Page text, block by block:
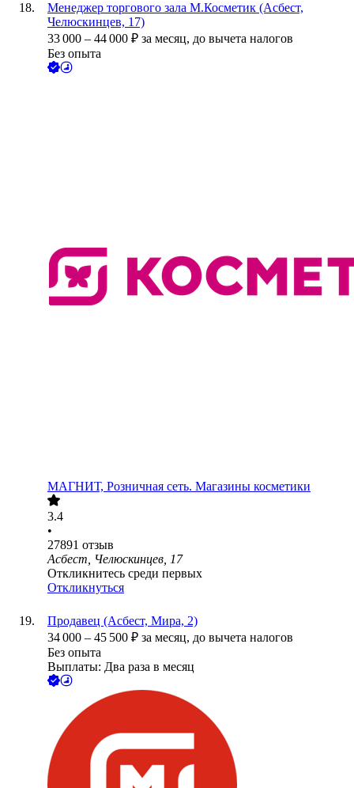
Менеджер торгового зала М.Косметик (Асбест,
Челюскинцев, 17)
33 000 – 44 000 ₽ за месяц, до вычета налогов
Без опыта
МАГНИТ, Розничная сеть. Магазины косметики
3.4
•
27891 отзыв
Асбест, Челюскинцев, 17
Откликнитесь среди первых
Откликнуться
Продавец (Асбест, Мира, 2)
34 000 – 45 500 ₽ за месяц, до вычета налогов
Без опыта
Выплаты: Два раза в месяц